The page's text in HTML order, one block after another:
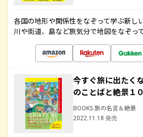
各国の地形や関係性をなぞって学ぶ新し
川や街道、島など旅気分で地図をなぞっ
今すぐ旅に出たく
のことばと絶景１
BOOKS 旅の名言＆絶景
2022.11.18 発売